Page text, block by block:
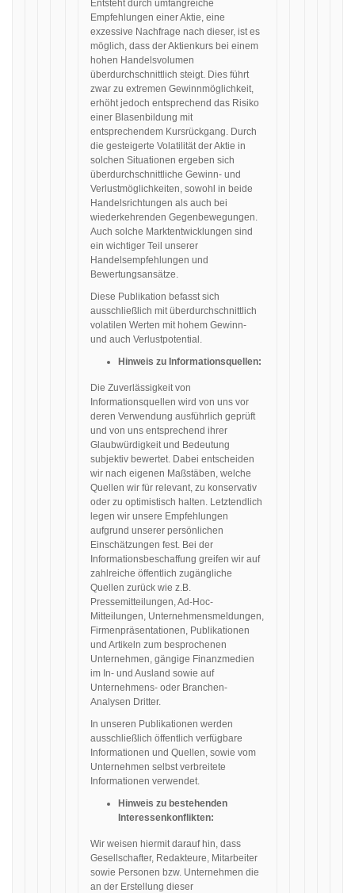
Entsteht durch umfangreiche
Empfehlungen einer Aktie, eine
exzessive Nachfrage nach dieser, ist es
möglich, dass der Aktienkurs bei einem
hohen Handelsvolumen
überdurchschnittlich steigt. Dies führt
zwar zu extremen Gewinnmöglichkeit,
erhöht jedoch entsprechend das Risiko
einer Blasenbildung mit
entsprechendem Kursrückgang. Durch
die gesteigerte Volatilität der Aktie in
solchen Situationen ergeben sich
überdurchschnittliche Gewinn- und
Verlustmöglichkeiten, sowohl in beide
Handelsrichtungen als auch bei
wiederkehrenden Gegenbewegungen.
Auch solche Marktentwicklungen sind
ein wichtiger Teil unserer
Handelsempfehlungen und
Bewertungsansätze.
Diese Publikation befasst sich
ausschließlich mit überdurchschnittlich
volatilen Werten mit hohem Gewinn-
und auch Verlustpotential.
Hinweis zu Informationsquellen:
Die Zuverlässigkeit von
Informationsquellen wird von uns vor
deren Verwendung ausführlich geprüft
und von uns entsprechend ihrer
Glaubwürdigkeit und Bedeutung
subjektiv bewertet. Dabei entscheiden
wir nach eigenen Maßstäben, welche
Quellen wir für relevant, zu konservativ
oder zu optimistisch halten. Letztendlich
legen wir unsere Empfehlungen
aufgrund unserer persönlichen
Einschätzungen fest. Bei der
Informationsbeschaffung greifen wir auf
zahlreiche öffentlich zugängliche
Quellen zurück wie z.B.
Pressemitteilungen, Ad-Hoc-
Mitteilungen, Unternehmensmeldungen,
Firmenpräsentationen, Publikationen
und Artikeln zum besprochenen
Unternehmen, gängige Finanzmedien
im In- und Ausland sowie auf
Unternehmens- oder Branchen-
Analysen Dritter.
In unseren Publikationen werden
ausschließlich öffentlich verfügbare
Informationen und Quellen, sowie vom
Unternehmen selbst verbreitete
Informationen verwendet.
Hinweis zu bestehenden
Interessenkonflikten:
Wir weisen hiermit darauf hin, dass
Gesellschafter, Redakteure, Mitarbeiter
sowie Personen bzw. Unternehmen die
an der Erstellung dieser